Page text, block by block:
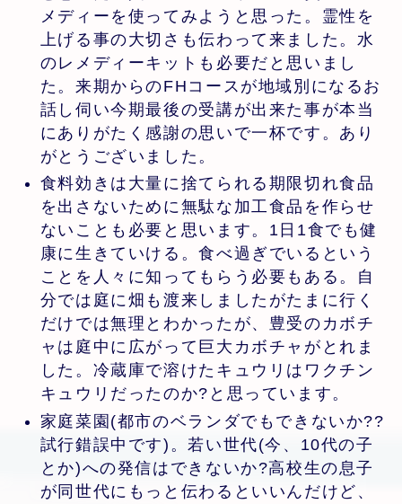
メディーを使ってみようと思った。霊性を
上げる事の大切さも伝わって来ました。水
のレメディーキットも必要だと思いまし
た。来期からのFHコースが地域別になるお
話し伺い今期最後の受講が出来た事が本当
にありがたく感謝の思いで一杯です。あり
がとうございました。
食料効きは大量に捨てられる期限切れ食品
を出さないために無駄な加工食品を作らせ
ないことも必要と思います。1日1食でも健
康に生きていける。食べ過ぎでいるという
ことを人々に知ってもらう必要もある。自
分では庭に畑も渡来しましたがたまに行く
だけでは無理とわかったが、豊受のカボチ
ャは庭中に広がって巨大カボチャがとれま
した。冷蔵庫で溶けたキュウリはワクチン
キュウリだったのか?と思っています。
家庭菜園(都市のベランダでもできないか??
試行錯誤中です)。若い世代(今、10代の子
とか)への発信はできないか?高校生の息子
が同世代にもっと伝わるといいんだけど、